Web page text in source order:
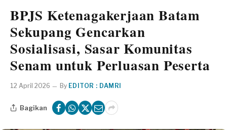
BPJS Ketenagakerjaan Batam
Sekupang Gencarkan
Sosialisasi, Sasar Komunitas
Senam untuk Perluasan Peserta
12 April 2026 By EDITOR : DAMRI
Bagikan